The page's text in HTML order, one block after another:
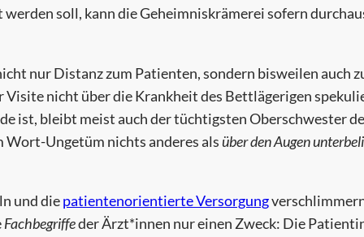
soll, kann die Geheimniskrämerei sofern
nur Distanz zum Patienten, sondern bisweilen auch
Visite nicht über die Krankheit des Bettlägerigen
ist, bleibt meist auch der tüchtigsten Oberschwester
Wort-Ungetüm nichts anderes alsüber den Augen
und diepatientenorientierte Versorgung
Fachbegriffeder Ärzt*innen nur einen Zweck: Die